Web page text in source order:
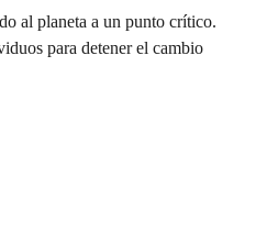
al planeta a un punto crítico.
para detener el cambio